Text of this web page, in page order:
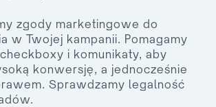
zgody marketingowe do
w Twojej kampanii. Pomagamy
i komunikaty, aby
konwersję, a jednocześnie
Sprawdzamy legalność